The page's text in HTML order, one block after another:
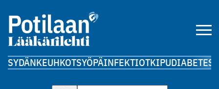
SYDÄNKEUHKOTSYÖPÄINFEKTIOTKIPUDIABETES